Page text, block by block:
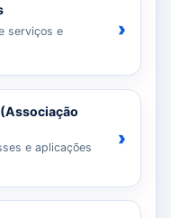
serviços e
›
e aplicações
›